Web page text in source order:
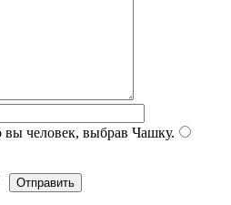
человек, выбрав Чашку.